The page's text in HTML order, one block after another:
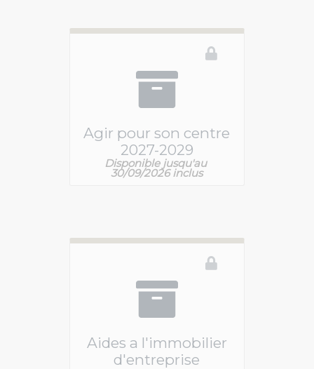
Agir pour son centre
2027-2029
Vous devez être connecté pour accéder à
Disponible jusqu'au
30/09/2026 inclus
Aides a l'immobilier
d'entreprise